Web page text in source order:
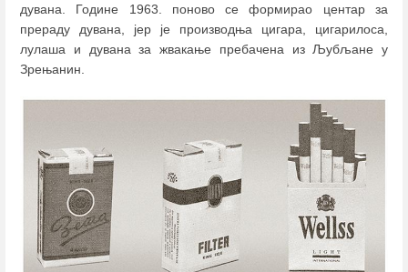
дувана. Године 1963. поново се формирао центар за
прераду дувана, јер је производња цигара, цигарилоса,
лулаша и дувана за жвакање пребачена из Љубљане у
Зрењанин.